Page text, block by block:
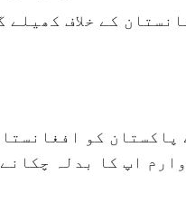
کے خلاف
کو
اپ کا بدلہ